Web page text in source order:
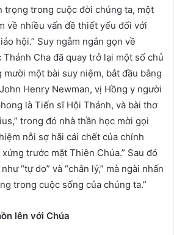
trọng trong cuộc đời chúng ta, một
về nhiều vấn đề thiết yếu đối với
hội.” Suy ngẫm ngắn gọn về
Cha đã quay trở lại một số chủ
một bài suy niệm, bắt đầu bằng
Henry Newman, vị Hồng y người
là Tiến sĩ Hội Thánh, và bài thơ
trong đó nhà thần học mời gọi
nỗi sợ hãi cái chết của chính
trước mặt Thiên Chúa.” Sau đó
“tự do” và “chân lý,” mà ngài nhấn
trong cuộc sống của chúng ta.”
lên với Chúa